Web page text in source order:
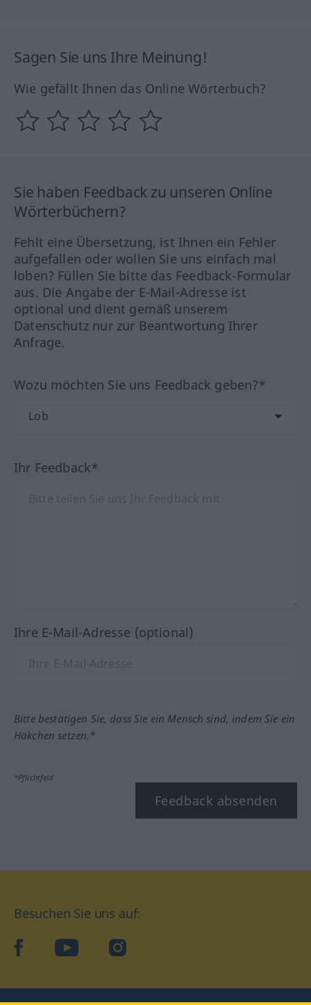
Sagen Sie uns Ihre Meinung!
Wie gefällt Ihnen das Online Wörterbuch?
Sie haben Feedback zu unseren Online
Wörterbüchern?
Fehlt eine Übersetzung, ist Ihnen ein Fehler
aufgefallen oder wollen Sie uns einfach mal
loben? Füllen Sie bitte das Feedback-Formular
aus. Die Angabe der E-Mail-Adresse ist
optional und dient gemäß unserem
Datenschutz nur zur Beantwortung Ihrer
Anfrage.
Wozu möchten Sie uns Feedback geben?*
Ihr Feedback*
Ihre E-Mail-Adresse (optional)
Bitte bestätigen Sie, dass Sie ein Mensch sind, indem Sie ein
Häkchen setzen.*
*Pflichtfeld
Feedback absenden
Besuchen Sie uns auf:
facebookYouTube Instagram